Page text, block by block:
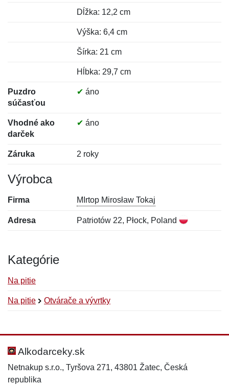
Dĺžka: 12,2 cm
Výška: 6,4 cm
Šírka: 21 cm
Hĺbka: 29,7 cm
Puzdro
súčasťou
✔ áno
Vhodné ako
darček
✔ áno
Záruka 2 roky
Výrobca
Firma MIrtop Mirosław Tokaj
Adresa Patriotów 22, Płock, Poland
Kategórie
Na pitie
Na pitie Otvárače a vývrtky
Hodnotenie:
Meno:
Alkodarceky.sk
Netnakup s.r.o., Tyršova 271, 43801 Žatec, Česká
republika